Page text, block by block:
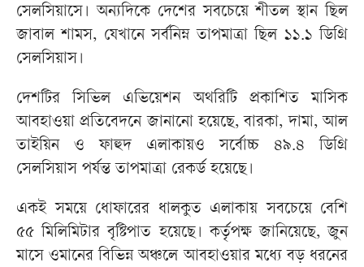
সেলসিয়াসে। অন্যদিকে দেশের সবচেয়ে শীতল স্থান ছিল
জাবাল শামস, যেখানে সর্বনিম্ন তাপমাত্রা ছিল ১১.১ ডিগ্রি
সেলসিয়াস।
দেশটির সিভিল এভিয়েশন অথরিটি প্রকাশিত মাসিক
আবহাওয়া প্রতিবেদনে জানানো হয়েছে, বারকা, দামা, আল
তাইয়িন ও ফাহুদ এলাকায়ও সর্বোচ্চ ৪৯.৪ ডিগ্রি
সেলসিয়াস পর্যন্ত তাপমাত্রা রেকর্ড হয়েছে।
একই সময়ে ধোফারের ধালকুত এলাকায় সবচেয়ে বেশি
৫৫ মিলিমিটার বৃষ্টিপাত হয়েছে। কর্তৃপক্ষ জানিয়েছে, জুন
মাসে ওমানের বিভিন্ন অঞ্চলে আবহাওয়ার মধ্যে বড় ধরনের